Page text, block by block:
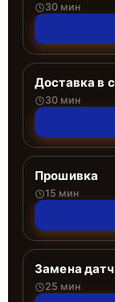
30 мин
Доставка в
30 мин
Прошивка
15 мин
Замена
25 мин